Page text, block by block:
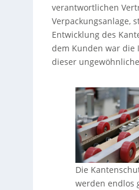
verantwortlichen
Verpackungsanlage,
Entwicklung des
dem Kunden war die
dieser
Die
werden endlos